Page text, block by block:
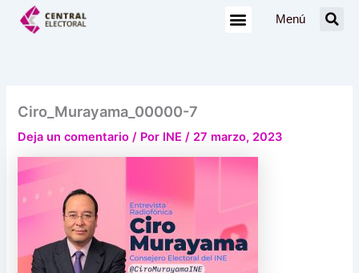
Menú
Ciro_Murayama_00000-7
Deja un comentario / Por INE/ 27 marzo, 2023